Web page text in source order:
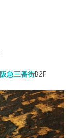
阪急三番街B2F